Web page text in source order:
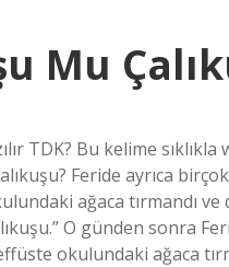
Mu
TDK? Bu kelime
Feride ayrıca
ağaca tırmandı
O günden sonra
okulundaki ağaca